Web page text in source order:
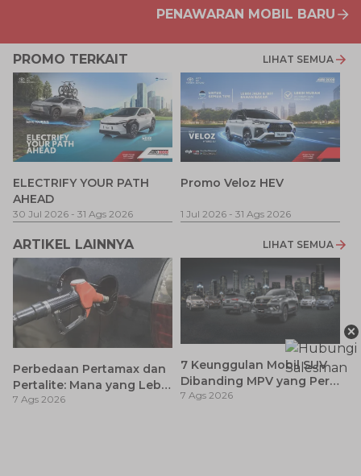
PENAWARAN MOBIL BARU
PROMO TERKAIT LIHAT SEMUA
ELECTRIFY YOUR PATH
AHEAD
30 Jul 2026 - 31 Ags 2026
Promo Veloz HEV
1 Jul 2026 - 31 Ags 2026
ARTIKEL LAINNYA LIHAT SEMUA
Perbedaan Pertamax dan
Pertalite: Mana yang Lebih
Baik untuk Mobil Toyota
7 Ags 2026
7 Keunggulan Mobil SUV
Dibanding MPV yang Perlu
Anda Ketahui
7 Ags 2026
×